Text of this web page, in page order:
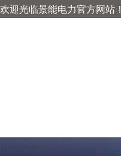
欢迎光临景能电力官方网站！